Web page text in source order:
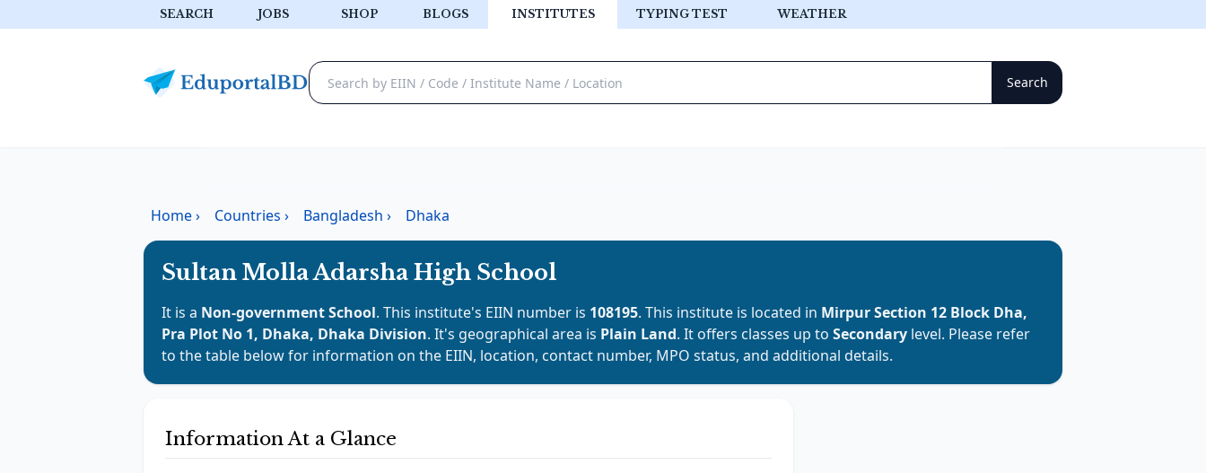
SEARCH JOBS SHOP BLOGS INSTITUTES TYPING TEST WEATHER
Home› Countries › Bangladesh › Dhaka
Sultan Molla Adarsha High School
It is a Non-government School. This institute's EIIN number is 108195. This institute is located in Mirpur Section 12 Block Dha,
Pra Plot No 1, Dhaka, Dhaka Division. It's geographical area is Plain Land. It offers classes up to Secondary level. Please refer
to the table below for information on the EIIN, location, contact number, MPO status, and additional details.
Information At a Glance